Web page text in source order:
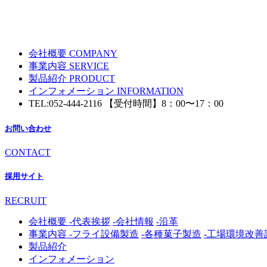
会社概要 COMPANY
事業内容 SERVICE
製品紹介 PRODUCT
インフォメーション INFORMATION
TEL:052-444-2116 【受付時間】8：00〜17：00
お問い合わせ
CONTACT
採用サイト
RECRUIT
会社概要 -代表挨拶 -会社情報 -沿革
事業内容 -フライ設備製造 -各種菓子製造 -工場環境改善
製品紹介
インフォメーション